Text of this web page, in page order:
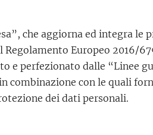
che aggiorna ed integra le
Regolamento Europeo 2016/
e perfezionato dalle “Linee
combinazione con le quali
dei dati personali.